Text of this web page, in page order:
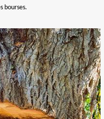
bourses.